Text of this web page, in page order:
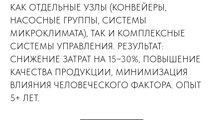
КАК ОТДЕЛЬНЫЕ УЗЛЫ (КОНВЕЙЕРЫ,
НАСОСНЫЕ ГРУППЫ, СИСТЕМЫ
МИКРОКЛИМАТА), ТАК И КОМПЛЕКСНЫЕ
СИСТЕМЫ УПРАВЛЕНИЯ. РЕЗУЛЬТАТ:
СНИЖЕНИЕ ЗАТРАТ НА 15−30%, ПОВЫШЕНИЕ
КАЧЕСТВА ПРОДУКЦИИ, МИНИМИЗАЦИЯ
ВЛИЯНИЯ ЧЕЛОВЕЧЕСКОГО ФАКТОРА. ОПЫТ
5+ ЛЕТ.